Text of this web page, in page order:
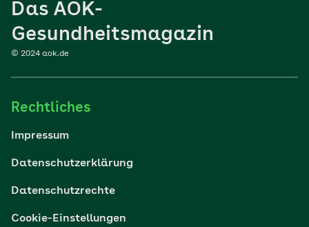
Sport
Reisen
Wohlbefinden
Das AOK-
Gesundheitsmagazin
© 2024 aok.de
Rechtliches
Impressum
Datenschutzerklärung
Datenschutzrechte
Cookie-Einstellungen